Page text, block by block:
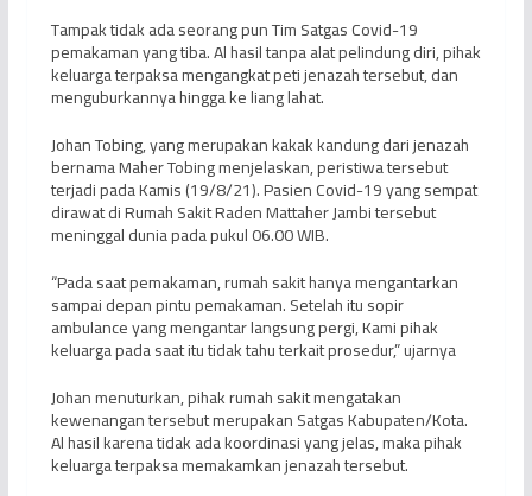
Tampak tidak ada seorang pun Tim Satgas Covid-19
pemakaman yang tiba. Al hasil tanpa alat pelindung diri, pihak
keluarga terpaksa mengangkat peti jenazah tersebut, dan
menguburkannya hingga ke liang lahat.
Johan Tobing, yang merupakan kakak kandung dari jenazah
bernama Maher Tobing menjelaskan, peristiwa tersebut
terjadi pada Kamis (19/8/21). Pasien Covid-19 yang sempat
dirawat di Rumah Sakit Raden Mattaher Jambi tersebut
meninggal dunia pada pukul 06.00 WIB.
“Pada saat pemakaman, rumah sakit hanya mengantarkan
sampai depan pintu pemakaman. Setelah itu sopir
ambulance yang mengantar langsung pergi, Kami pihak
keluarga pada saat itu tidak tahu terkait prosedur,” ujarnya
Johan menuturkan, pihak rumah sakit mengatakan
kewenangan tersebut merupakan Satgas Kabupaten/Kota.
Al hasil karena tidak ada koordinasi yang jelas, maka pihak
keluarga terpaksa memakamkan jenazah tersebut.